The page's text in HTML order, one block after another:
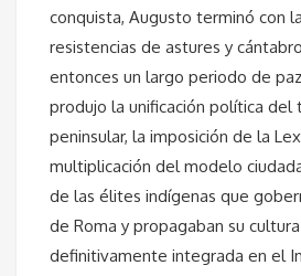
conquista, Augusto terminó con
resistencias de astures y
entonces un largo periodo de
produjo la unificación política del
peninsular, la imposición de la
multiplicación del modelo
de las élites indígenas que
de Roma y propagaban su
definitivamente integrada en el